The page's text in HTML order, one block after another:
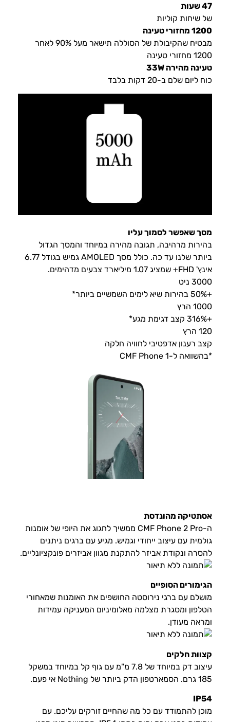
47 שעות
של שיחות קוליות
1200 מחזורי טעינה
מבטיח שהקיבולת של הסוללה תישאר מעל 90% לאחר
1200 מחזורי טעינה
טעינה מהירה 33W
כוח ליום שלם ב-20 דקות בלבד
מסך שאפשר לסמוך עליו
בהירות מרהיבה, תגובה מהירה במיוחד והמסך הגדול
ביותר שלנו עד כה. כולל מסך AMOLED גמיש בגודל 6.77
אינץ' FHD+ שמציג 1.07 מיליארד צבעים מדהימים.
3000 ניט
+50% בהירות שיא לימים השמשיים ביותר*
1000 הרץ
+316% קצב דגימת מגע*
120 הרץ
קצב רענון אדפטיבי לחוויה חלקה
*בהשוואה ל-CMF Phone 1
אסתטיקה מהונדסת
ה-CMF Phone 2 Pro ממשיך לחגוג את היופי של אומנות
גולמית עם עיצוב ייחודי וגמיש. מגיע עם ברגים ניתנים
להסרה ונקודת אביזר להתקנת מגוון אביזרים פונקציונליים.
הגימורים הסופיים
מושלם עם ברגי נירוסטה החושפים את האומנות שמאחורי
הטלפון ומסגרת מצלמה מאלומיניום המעניקה עמידות
ומראה מעודן.
קצוות חלקים
עיצוב דק במיוחד של 7.8 מ"מ עם גוף קל במיוחד במשקל
185 גרם. הסמארטפון הדק ביותר של Nothing אי פעם.
IP54
מוכן להתמודד עם כל מה שהחיים זורקים עליכם. עם